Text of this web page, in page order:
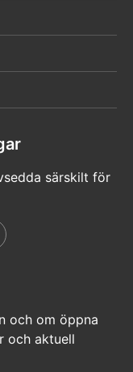
särskilt för
och om öppna
och aktuell